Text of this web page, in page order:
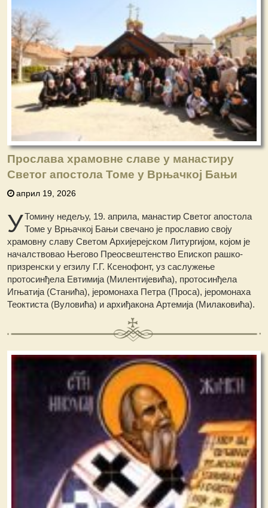
Прослава храмовне славе у манастиру
Светог апостола Томе у Врњачкој Бањи
април 19, 2026
УТомину недељу, 19. априла, манастир Светог апостола
Томе у Врњачкој Бањи свечано је прославио своју
храмовну славу Светом Архијерејском Литургијом, којом је
началствовао Његово Преосвештенство Епископ рашко-
призренски у егзилу Г.Г. Ксенофонт, уз саслужење
протосинђела Евтимија (Милентијевића), протосинђела
Игњатија (Станића), јеромонаха Петра (Проса), јеромонаха
Теоктиста (Вуловића) и архиђакона Артемија (Милаковића).